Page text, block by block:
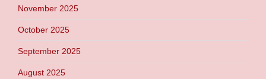
November 2025
October 2025
September 2025
August 2025